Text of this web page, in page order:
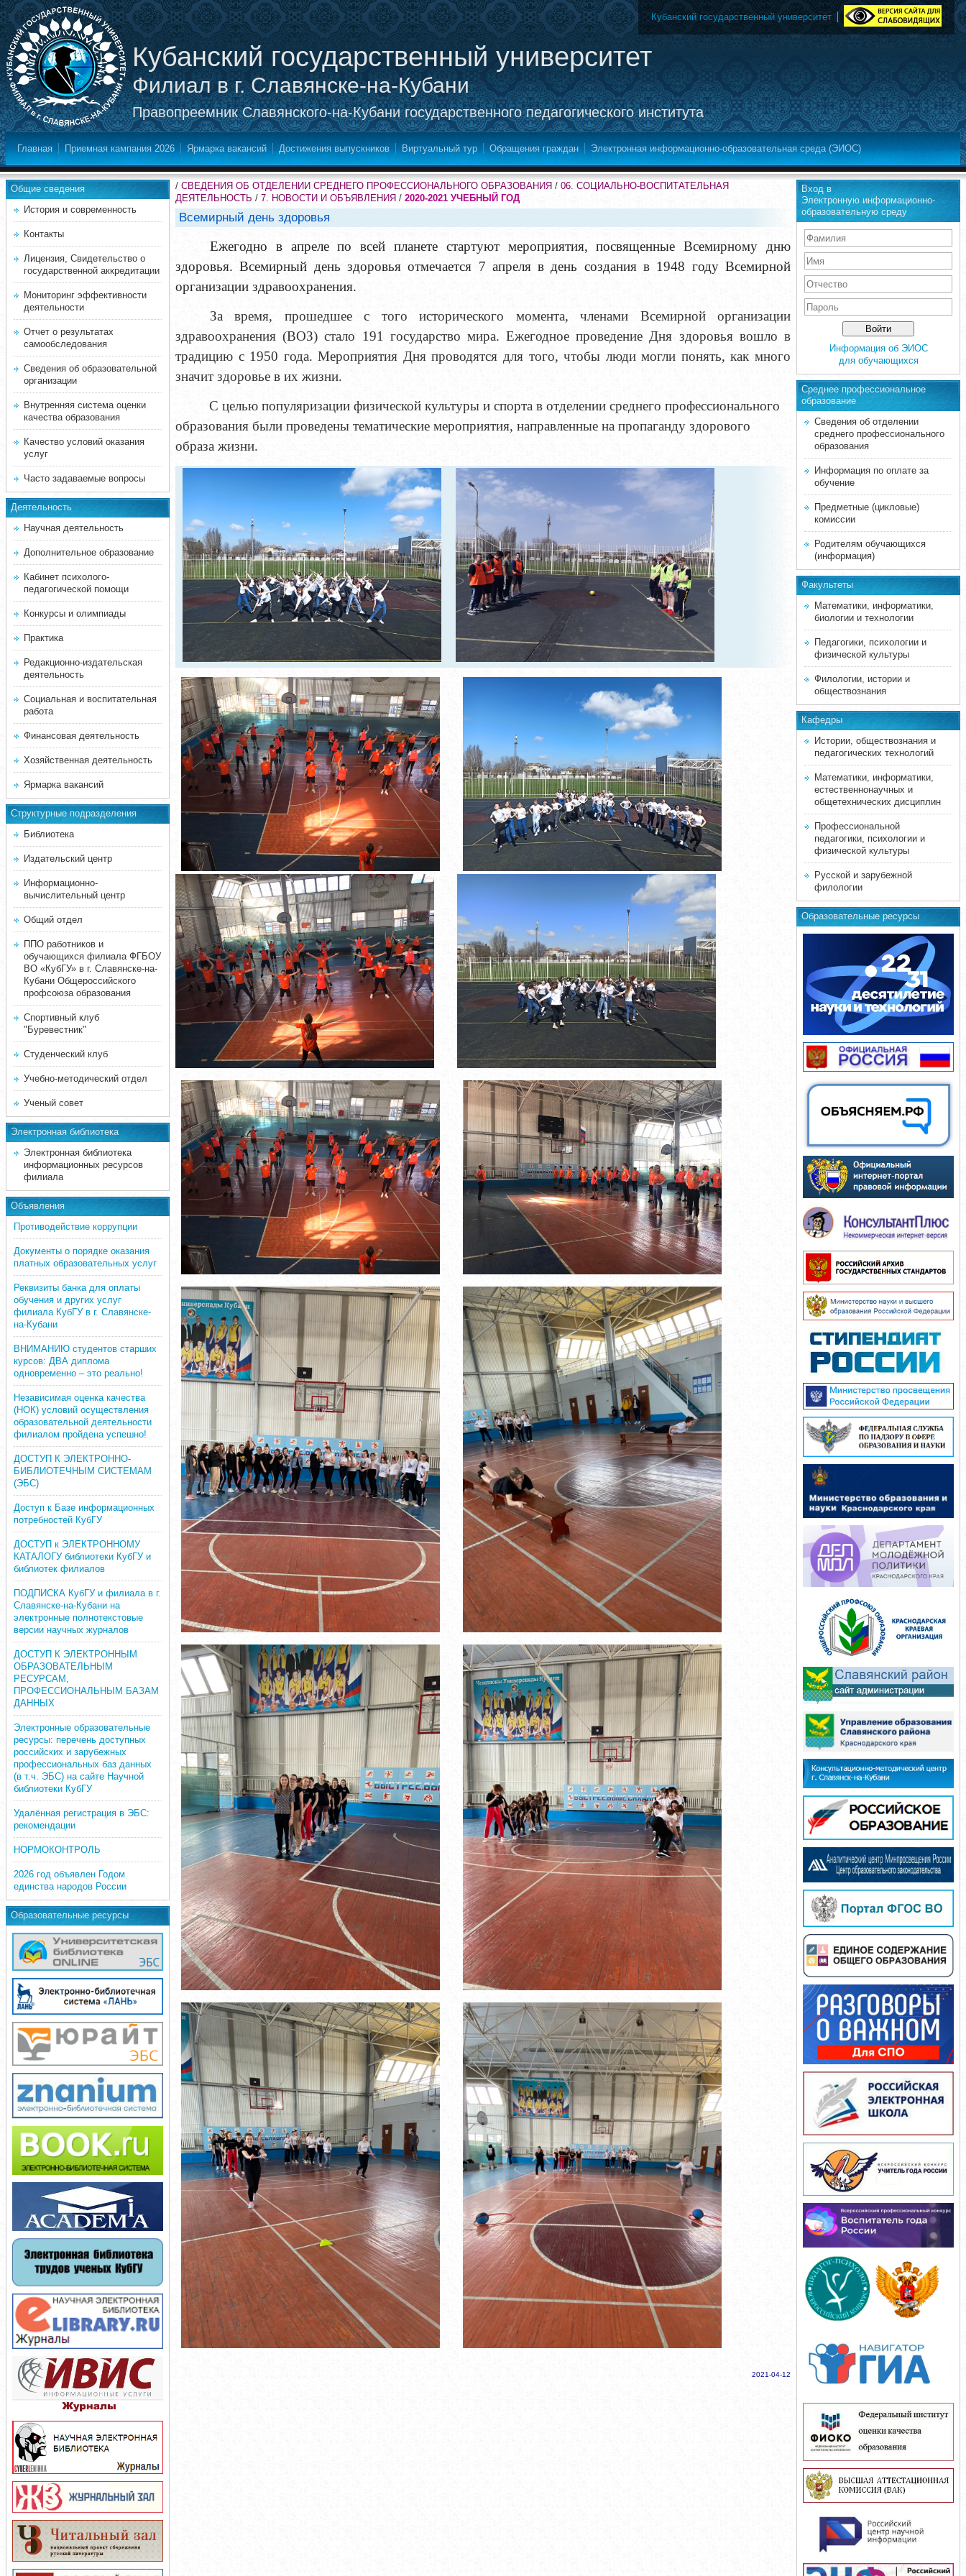
Кубанский государственный университет
Филиал в г. Славянске-на-Кубани
Правопреемник Славянского-на-Кубани государственного педагогического института
Кубанский государственный университет
Главная Приемная кампания 2026 Ярмарка вакансий Достижения выпускников Виртуальный тур Обращения граждан Электронная информационно-образовательная среда (ЭИОС)
Общие сведения
История и современность
Контакты
Лицензия, Свидетельство о
государственной аккредитации
Мониторинг эффективности
деятельности
Отчет о результатах
самообследования
Сведения об образовательной
организации
Внутренняя система оценки
качества образования
Качество условий оказания
услуг
Часто задаваемые вопросы
Деятельность
Научная деятельность
Дополнительное образование
Кабинет психолого-
педагогической помощи
Конкурсы и олимпиады
Практика
Редакционно-издательская
деятельность
Социальная и воспитательная
работа
Финансовая деятельность
Хозяйственная деятельность
Ярмарка вакансий
Структурные подразделения
Библиотека
Издательский центр
Информационно-
вычислительный центр
Общий отдел
ППО работников и
обучающихся филиала ФГБОУ
ВО «КубГУ» в г. Славянске-на-
Кубани Общероссийского
профсоюза образования
Спортивный клуб
"Буревестник"
Студенческий клуб
Учебно-методический отдел
Ученый совет
Электронная библиотека
Электронная библиотека
информационных ресурсов
филиала
Объявления
Противодействие коррупции
Документы о порядке оказания
платных образовательных услуг
Реквизиты банка для оплаты
обучения и других услуг
филиала КубГУ в г. Славянске-
на-Кубани
ВНИМАНИЮ студентов старших
курсов: ДВА диплома
одновременно – это реально!
Независимая оценка качества
(НОК) условий осуществления
образовательной деятельности
филиалом пройдена успешно!
ДОСТУП К ЭЛЕКТРОННО-
БИБЛИОТЕЧНЫМ СИСТЕМАМ
(ЭБС)
Доступ к Базе информационных
потребностей КубГУ
ДОСТУП к ЭЛЕКТРОННОМУ
КАТАЛОГУ библиотеки КубГУ и
библиотек филиалов
ПОДПИСКА КубГУ и филиала в г.
Славянске-на-Кубани на
электронные полнотекстовые
версии научных журналов
ДОСТУП К ЭЛЕКТРОННЫМ
ОБРАЗОВАТЕЛЬНЫМ
РЕСУРСАМ,
ПРОФЕССИОНАЛЬНЫМ БАЗАМ
ДАННЫХ
Электронные образовательные
ресурсы: перечень доступных
российских и зарубежных
профессиональных баз данных
(в т.ч. ЭБС) на сайте Научной
библиотеки КубГУ
Удалённая регистрация в ЭБС:
рекомендации
НОРМОКОНТРОЛЬ
2026 год объявлен Годом
единства народов России
Образовательные ресурсы
/ СВЕДЕНИЯ ОБ ОТДЕЛЕНИИ СРЕДНЕГО ПРОФЕССИОНАЛЬНОГО ОБРАЗОВАНИЯ / 06. СОЦИАЛЬНО-ВОСПИТАТЕЛЬНАЯ
ДЕЯТЕЛЬНОСТЬ / 7. НОВОСТИ И ОБЪЯВЛЕНИЯ / 2020-2021 УЧЕБНЫЙ ГОД
Всемирный день здоровья
Ежегодно в апреле по всей планете стартуют мероприятия, посвященныеВсемирному дню
здоровья. Всемирный день здоровья отмечается 7 апреляв день создания в 1948 году Всемирной
организации здравоохранения.
За время, прошедшее с того исторического момента, членами Всемирной организации
здравоохранения (ВОЗ) стало 191 государство мира. Ежегодное проведение Дня здоровья вошло в
традицию с 1950 года. Мероприятия Дня проводятся для того, чтобы люди могли понять, как много
значит здоровье в их жизни.
С целью популяризации физической культуры и спорта в отделении среднего профессионального
образования были проведены тематические мероприятия, направленные на пропаганду здорового
образа жизни.
2021-04-12
Вход в
Электронную информационно-
образовательную среду
Информация об ЭИОС
для обучающихся
Среднее професcиональное
образование
Сведения об отделении
среднего профессионального
образования
Информация по оплате за
обучение
Предметные (цикловые)
комиссии
Родителям обучающихся
(информация)
Факультеты
Математики, информатики,
биологии и технологии
Педагогики, психологии и
физической культуры
Филологии, истории и
обществознания
Кафедры
Истории, обществознания и
педагогических технологий
Математики, информатики,
естественнонаучных и
общетехнических дисциплин
Профессиональной
педагогики, психологии и
физической культуры
Русской и зарубежной
филологии
Образовательные ресурсы